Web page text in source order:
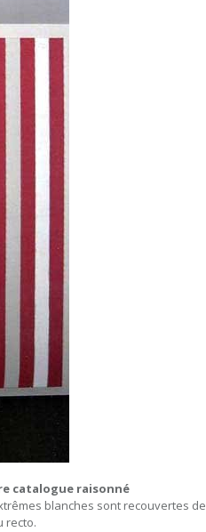
catalogue raisonné
blanches sont recouvertes de
recto.